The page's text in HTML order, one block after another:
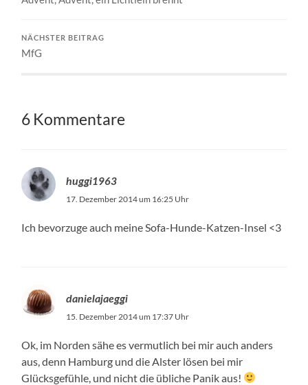
NÄCHSTER BEITRAG
MfG
6 Kommentare
huggi1963
17. Dezember 2014 um 16:25 Uhr
Ich bevorzuge auch meine Sofa-Hunde-Katzen-Insel <3
danielajaeggi
15. Dezember 2014 um 17:37 Uhr
Ok, im Norden sähe es vermutlich bei mir auch anders
aus, denn Hamburg und die Alster lösen bei mir
Glücksgefühle, und nicht die übliche Panik aus!